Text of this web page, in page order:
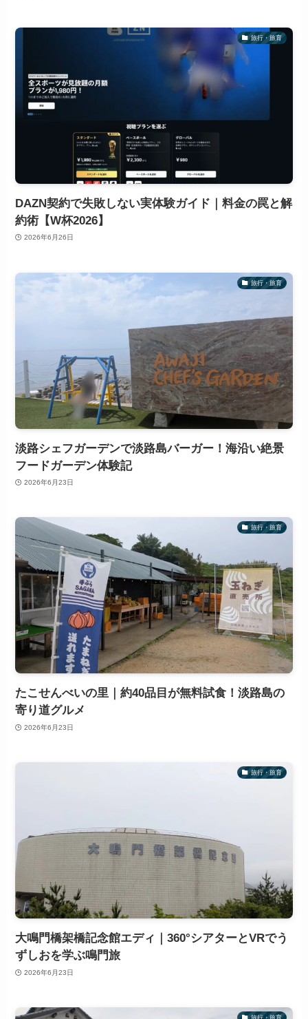
旅行・旅育
DAZN契約で失敗しない実体験ガイド｜料金の罠と解
約術【W杯2026】
2026年6月26日
旅行・旅育
淡路シェフガーデンで淡路島バーガー！海沿い絶景
フードガーデン体験記
2026年6月23日
旅行・旅育
たこせんべいの里｜約40品目が無料試食！淡路島の
寄り道グルメ
2026年6月23日
旅行・旅育
大鳴門橋架橋記念館エディ｜360°シアターとVRでう
ずしおを学ぶ鳴門旅
2026年6月23日
旅行・旅育